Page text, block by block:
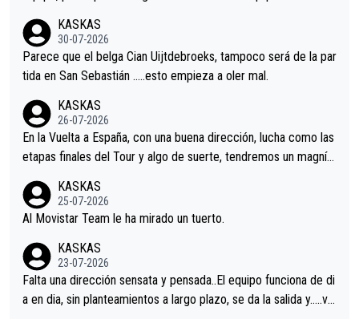
s.La única buena noticia es la mejoría de Enric Más en San Seb
astian.Si en la Vuelta a Burgos sigue la mejoría, podríamos ten
er alguna sorpresa en la Vuelta.Ojalá.
KASKAS
30-07-2026
Parece que el belga Cian Uijtdebroeks, tampoco será de la par
tida en San Sebastián …..esto empieza a oler mal.
KASKAS
26-07-2026
En la Vuelta a España, con una buena dirección, lucha como las
etapas finales del Tour y algo de suerte, tendremos un magnífi
KASKAS
25-07-2026
Al Movistar Team le ha mirado un tuerto.
KASKAS
23-07-2026
Falta una dirección sensata y pensada..El equipo funciona de di
a en dia, sin planteamientos a largo plazo, se da la salida y…..ve